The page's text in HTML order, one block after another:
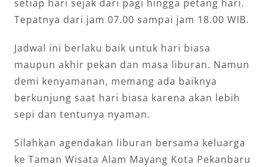
setiap hari sejak dari pagi hingga petang hari.
Tepatnya dari jam 07.00 sampai jam 18.00 WIB.
Jadwal ini berlaku baik untuk hari biasa
maupun akhir pekan dan masa liburan. Namun
demi kenyamanan, memang ada baiknya
berkunjung saat hari biasa karena akan lebih
sepi dan tentunya nyaman.
Silahkan agendakan liburan bersama keluarga
ke Taman Wisata Alam Mayang Kota Pekanbaru